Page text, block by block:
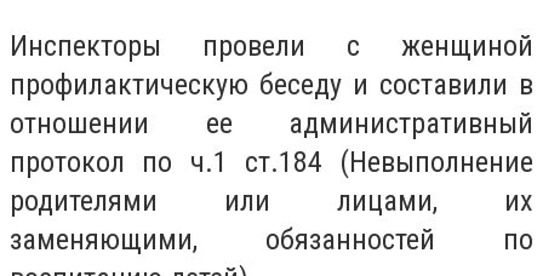
Инспекторы провели с женщиной
профилактическую беседу и составили в
отношении ее административный
протокол по ч.1 ст.184 (Невыполнение
родителями или лицами, их
заменяющими, обязанностей по